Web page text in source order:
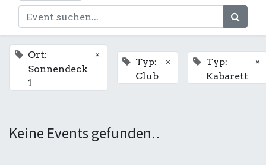
Ort:
Sonnendeck
1
×
Typ:
Club
×
Typ:
Kabarett
×
Keine Events gefunden..